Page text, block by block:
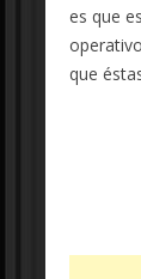
es que
que